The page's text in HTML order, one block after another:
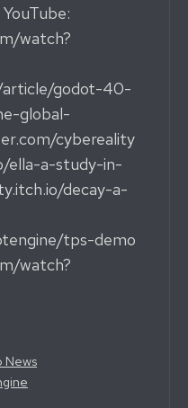
watch?
article/godot-40-
global-
cybereality
ella-a-study-in-
decay-a-
tps-demo
watch?
News